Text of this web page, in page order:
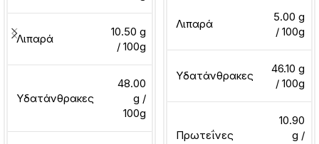
Λιπαρά
10.50 g
/ 100g
Υδατάνθρακες
48.00
g /
100g
Λιπαρά
5.00 g
/ 100g
Υδατάνθρακες
46.10 g
/ 100g
Πρωτεΐνες
10.90
g /